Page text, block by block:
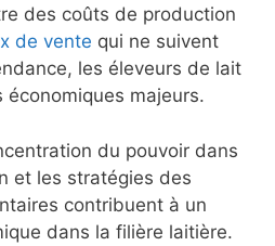
des coûts de production
de vente qui ne suivent
les éleveurs de lait
majeurs.
du pouvoir dans
et les stratégies des
contribuent à un
dans la filière laitière.